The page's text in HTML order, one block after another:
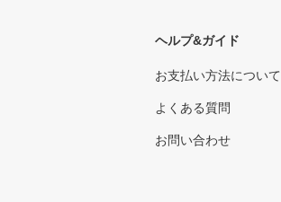
ヘルプ&ガイド
お支払い方法について
よくある質問
お問い合わせ